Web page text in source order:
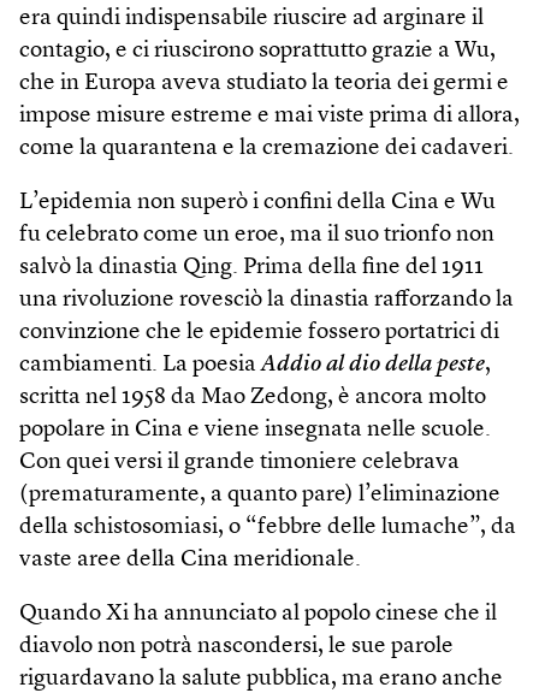
era quindi indispensabile riuscire ad arginare il
contagio, e ci riuscirono soprattutto grazie a Wu,
che in Europa aveva studiato la teoria dei germi e
impose misure estreme e mai viste prima di allora,
come la quarantena e la cremazione dei cadaveri.
L’epidemia non superò i confini della Cina e Wu
fu celebrato come un eroe, ma il suo trionfo non
salvò la dinastia Qing. Prima della fine del 1911
una rivoluzione rovesciò la dinastia rafforzando la
convinzione che le epidemie fossero portatrici di
cambiamenti. La poesiaAddio al dio della peste,
scritta nel 1958 da Mao Zedong, è ancora molto
popolare in Cina e viene insegnata nelle scuole.
Con quei versi il grande timoniere celebrava
(prematuramente, a quanto pare) l’eliminazione
della schistosomiasi, o “febbre delle lumache”, da
vaste aree della Cina meridionale.
Quando Xi ha annunciato al popolo cinese che il
diavolo non potrà nascondersi, le sue parole
riguardavano la salute pubblica, ma erano anche